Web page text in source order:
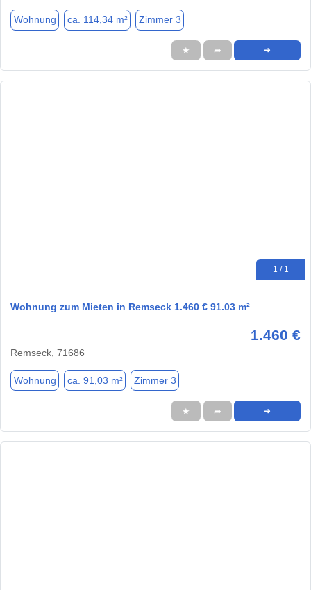
Wohnung ca. 114,34 m² Zimmer 3
★ ➦ ➜
1 / 1
Wohnung zum Mieten in Remseck 1.460 € 91.03 m²
1.460 €
Remseck, 71686
Wohnung ca. 91,03 m² Zimmer 3
★ ➦ ➜